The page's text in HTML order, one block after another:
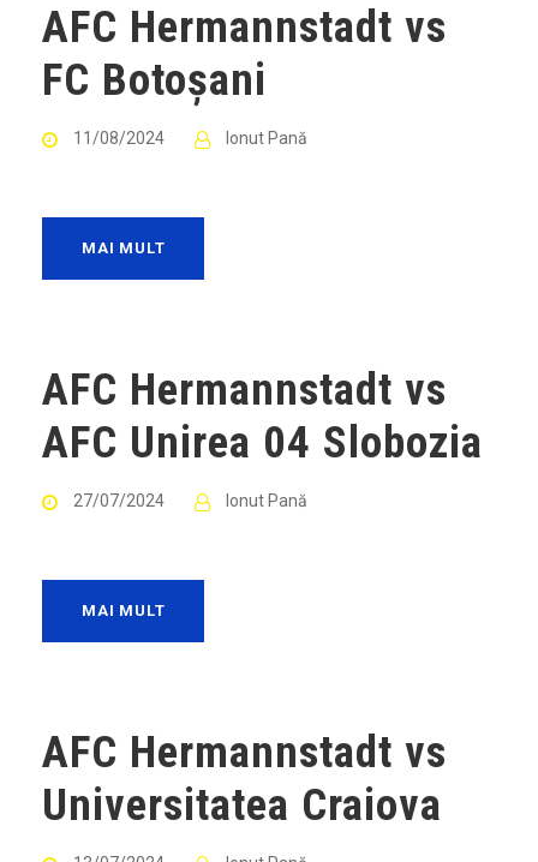
AFC Hermannstadt vs
FC Botoșani
11/08/2024 Ionut Pană
MAI MULT
AFC Hermannstadt vs
AFC Unirea 04 Slobozia
27/07/2024 Ionut Pană
MAI MULT
AFC Hermannstadt vs
Universitatea Craiova